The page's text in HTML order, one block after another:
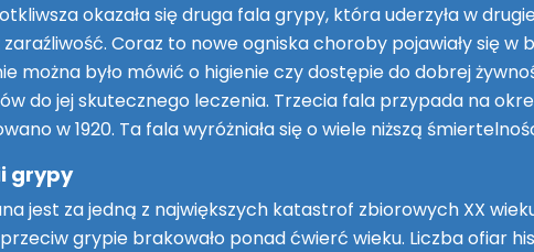
okazała się druga fala grypy, która uderzyła w
Coraz to nowe ogniska choroby pojawiały się
można było mówić o higienie czy dostępie do dobrej
do jej skutecznego leczenia. Trzecia fala przypada na
w 1920. Ta fala wyróżniała się o wiele niższą
grypy
jest za jedną z największych katastrof zbiorowych XX
grypie brakowało ponad ćwierć wieku. Liczba ofiar